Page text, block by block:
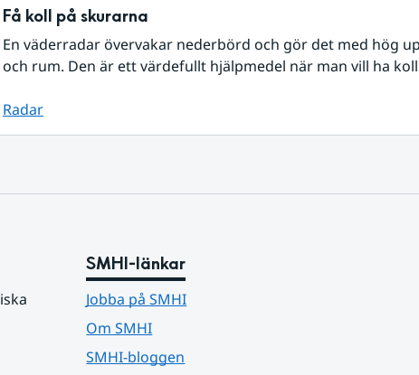
Få koll på skurarna
En väderradar övervakar nederbörd och gör det med hög
och rum. Den är ett värdefullt hjälpmedel när man vill ha
Radar
SMHI-länkar
Jobba på SMHI
Om SMHI
SMHI-bloggen